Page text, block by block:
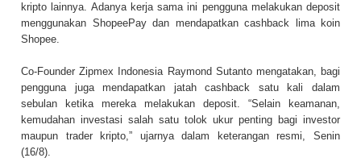
kripto lainnya. Adanya kerja sama ini pengguna melakukan deposit
menggunakan ShopeePay dan mendapatkan cashback lima koin
Shopee.
Co-Founder Zipmex Indonesia Raymond Sutanto mengatakan, bagi
pengguna juga mendapatkan jatah cashback satu kali dalam
sebulan ketika mereka melakukan deposit. “Selain keamanan,
kemudahan investasi salah satu tolok ukur penting bagi investor
maupun trader kripto,” ujarnya dalam keterangan resmi, Senin
(16/8).